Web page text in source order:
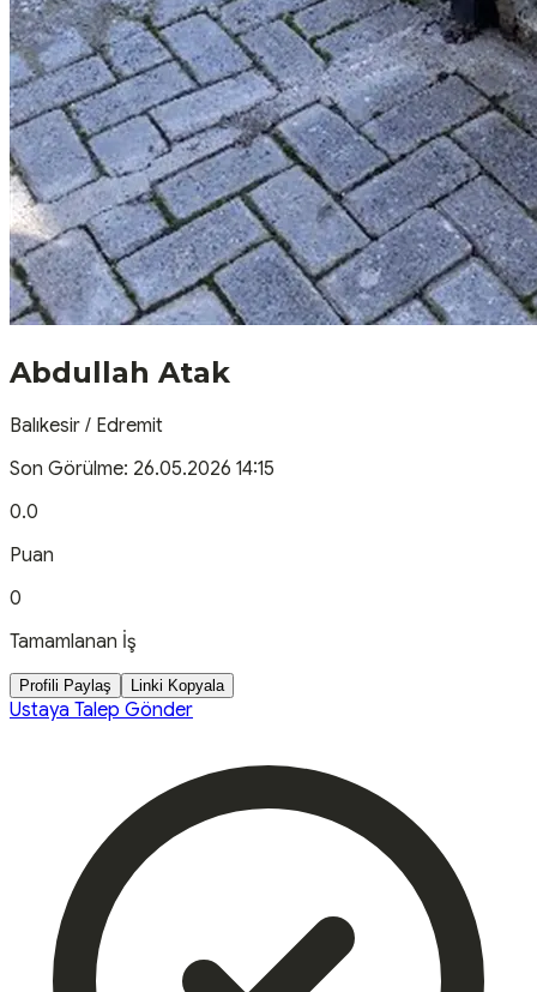
Abdullah Atak
Balıkesir / Edremit
Son Görülme: 26.05.2026 14:15
0.0
Puan
0
Tamamlanan İş
Profili Paylaş Linki Kopyala
Ustaya Talep Gönder